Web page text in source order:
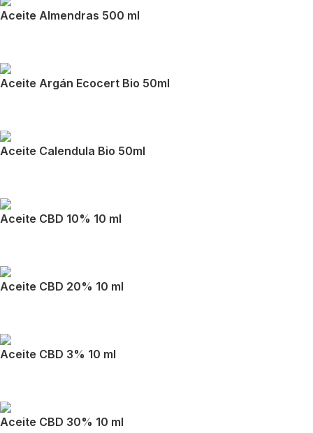
Aceite Almendras 500 ml
Aceite Argán Ecocert Bio 50ml
Aceite Calendula Bio 50ml
Aceite CBD 10% 10 ml
Aceite CBD 20% 10 ml
Aceite CBD 3% 10 ml
Aceite CBD 30% 10 ml